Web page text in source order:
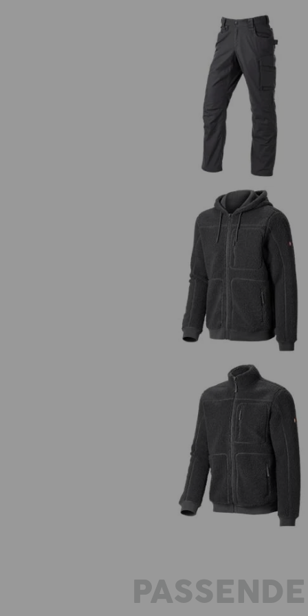
Bukser e.s.e:pic ripstop
Fiberpels hættejakke e.s.e:pic
Fiberpelsjakke e.s.e:pic
PASSENDE